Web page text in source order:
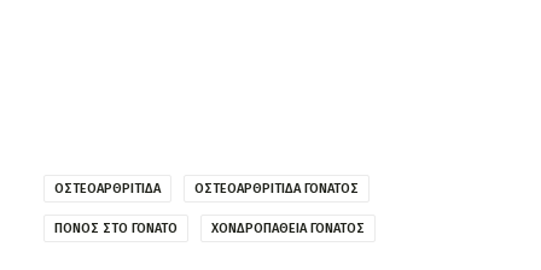
ΟΣΤΕΟΑΡΘΡΊΤΙΔΑ ΟΣΤΕΟΑΡΘΡΊΤΙΔΑ ΓΌΝΑΤΟΣ
ΠΌΝΟΣ ΣΤΟ ΓΌΝΑΤΟ ΧΟΝΔΡΟΠΆΘΕΙΑ ΓΌΝΑΤΟΣ